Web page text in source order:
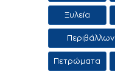
δεξαμενών
Ξυλεία
Περιβάλλων
χώρος
Πετρώματα